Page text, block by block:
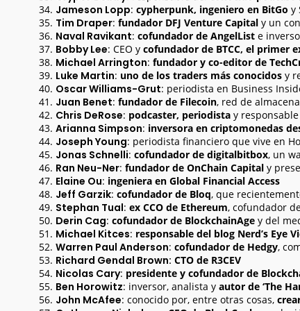
Jameson Lopp: cypherpunk, ingeniero en BitGo y
Tim Draper: fundador DFJ Venture Capital y un
Naval Ravikant: cofundador de AngelList e
Bobby Lee: CEO y cofundador de BTCC, el primer
Michael Arrington: fundador y co-editor de
Luke Martin: uno de los traders más conocidos y
Oscar Williams-Grut: periodista en Business
Juan Benet: fundador de Filecoin, red de
Chris DeRose: podcaster, periodista y
Arianna Simpson: inversora en criptomonedas
Joseph Young: periodista financiero que vive en
Jonas Schnelli: cofundador de digitalbitbox, un
Ran Neu-Ner: fundador de OnChain Capital y
Elaine Ou: ingeniera en Global Financial Access
Jeff Garzik: cofundador de Bloq, que
Stephan Tual: ex CCO de Ethereum, cofundador
Derin Cag: cofundador de BlockchainAge y del
Michael Kitces: responsable del blog Nerd’s Eye
Warren Paul Anderson: cofundador de Hedgy,
Richard Gendal Brown: CTO de R3CEV
Nicolas Cary: presidente y cofundador de
Ben Horowitz: inversor, analista y autor de ‘The
John McAfee: conocido por, entre otras cosas,